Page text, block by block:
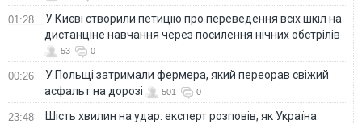
01:28
У Києві створили петицію про переведення всіх шкіл на
дистанціне навчання через посилення нічних обстрілів
53 0
00:26
У Польщі затримали фермера, який переорав свіжий
асфальт на дорозі
501 0
23:48
Шість хвилин на удар: експерт розповів, як Україна